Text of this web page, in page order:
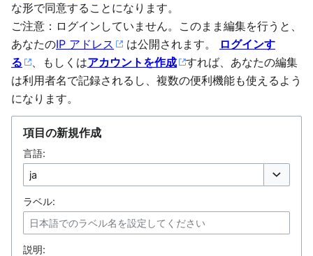
な形で同意することになります。
ご注意：ログインしていません。このまま編集を行うと、
あなたのIP アドレス は公開されます。
ログインす
る
、もしくはアカウントを作成
すれば、あなたの編集
は利用者名で記録されるし、複数の便利機能も使えるよう
になります。
項目の新規作成
言語:
ラベル:
説明: